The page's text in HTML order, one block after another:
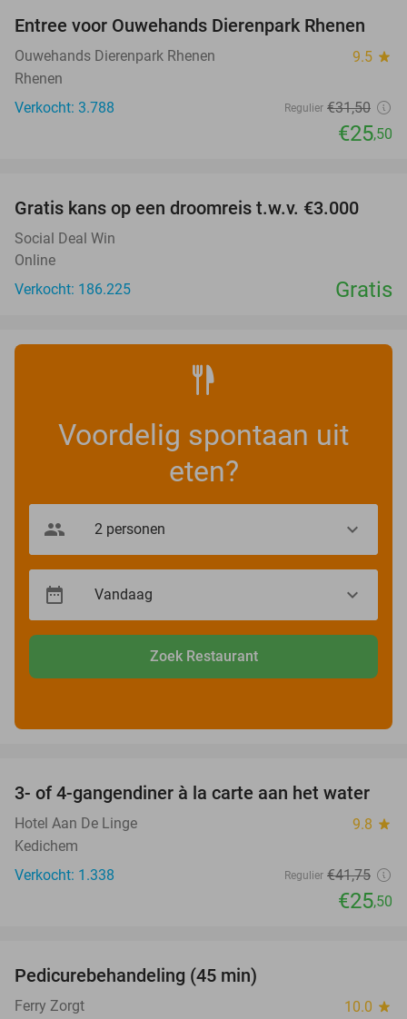
19%
Entree voor Ouwehands Dierenpark Rhenen
Ouwehands Dierenpark Rhenen 9.5 star
Rhenen
Verkocht: 3.788
Regulier €31,50
€25,50
Gratis kans op een droomreis t.w.v. €3.000
Social Deal Win
Online
Verkocht: 186.225
Gratis
Voordelig spontaan uit
eten?
Zoek Restaurant
39%
3- of 4-gangendiner à la carte aan het water
Hotel Aan De Linge 9.8 star
Kedichem
Verkocht: 1.338
Regulier €41,75
€25,50
OUT
Pedicurebehandeling (45 min)
Ferry Zorgt 10.0 star